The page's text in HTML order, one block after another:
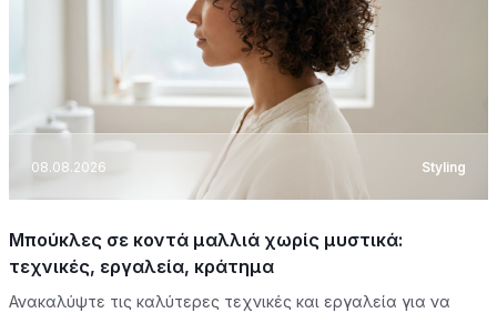
08.08.2026 Styling
Μπούκλες σε κοντά μαλλιά χωρίς μυστικά:
τεχνικές, εργαλεία, κράτημα
Ανακαλύψτε τις καλύτερες τεχνικές και εργαλεία για να